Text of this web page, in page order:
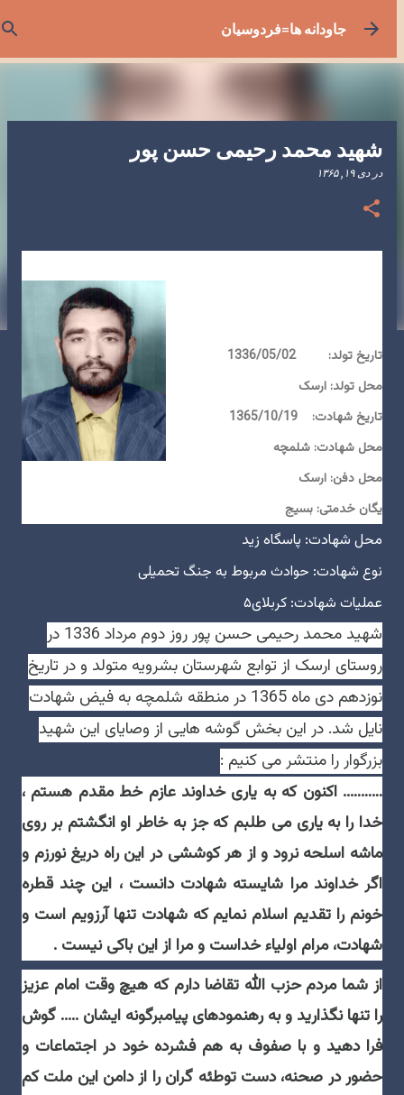
رد شدن به محتوای اصلیجاودانه ها=فردوسیان
شهید محمد رحیمی حسن پور
دردی ۱۹, ۱۳۶۵
تاریخ تولد: 1336/05/02
محل تولد: ارسک
تاریخ شهادت: 1365/10/19
محل شهادت: شلمچه
محل دفن: ارسک
یگان خدمتی: بسیج
محل شهادت: پاسگاه زید
نوع شهادت: حوادث مربوط به جنگ تحمیلی
عملیات شهادت: کربلای۵
شهید محمد رحیمی حسن پور روز دوم مرداد 1336 در
روستای ارسک از توابع شهرستان بشرویه متولد و در تاریخ
نوزدهم دی ماه 1365 در منطقه شلمچه به فیض شهادت
نایل شد. در این بخش گوشه هایی از وصایای این شهید
بزرگوار را منتشر می کنیم :
……….. اكنون كه به يارى خداوند عازم خط مقدم هستم ،
خدا را به يارى می طلبم كه جز به خاطر او انگشتم بر روى
ماشه اسلحه نرود و از هر كوششى در اين راه دريغ نورزم و
اگر خداوند مرا شايسته شهادت دانست ، اين چند قطره
خونم را تقديم اسلام نمايم كه شهادت تنها آرزويم است و
شهادت، مرام اولياء خداست و مرا از اين باكى نيست .
از شما مردم حزب الله تقاضا دارم كه هيچ وقت امام عزيز
را تنها نگذاريد و به رهنمودهاى پيامبرگونه ايشان ..... گوش
فرا دهيد و با صفوف به هم فشرده خود در اجتماعات و
حضور در صحنه، دست توطئه گران را از دامن اين ملت كم